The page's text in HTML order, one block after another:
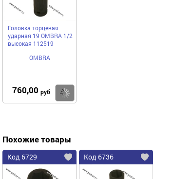
Головка торцевая
ударная 19 OMBRA 1/2
высокая 112519
OMBRA
760,00 руб
Похожие товары
Код 6729 Код 6736